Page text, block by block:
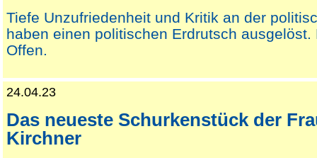
Tiefe Unzufriedenheit und Kritik an der
haben einen politischen Erdrutsch ausgelöst.
Offen.
24.04.23
Das neueste Schurkenstück der
Kirchner